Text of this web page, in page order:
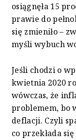
osiągnęła 15
prawie do
się zmieniło –
myśli wybuch
Jeśli chodzi o
kwietnia 2020
wówczas, że
problemem, bo
deflacji. Czyli
co przekłada